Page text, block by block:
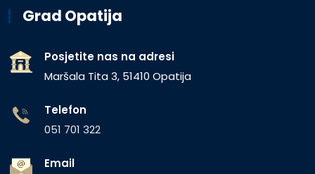
Grad Opatija
Posjetite nas na adresi
Maršala Tita 3, 51410 Opatija
Telefon
051 701 322
Email